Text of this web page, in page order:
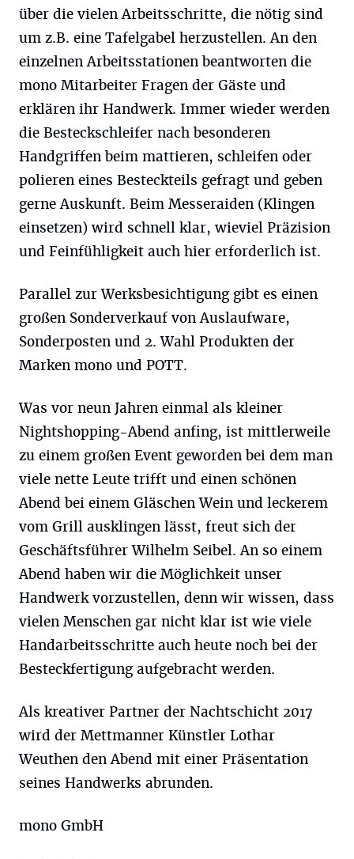
über die vielen Arbeitsschritte, die nötig sind
um z.B. eine Tafelgabel herzustellen. An den
einzelnen Arbeitsstationen beantworten die
mono Mitarbeiter Fragen der Gäste und
erklären ihr Handwerk. Immer wieder werden
die Besteckschleifer nach besonderen
Handgriffen beim mattieren, schleifen oder
polieren eines Besteckteils gefragt und geben
gerne Auskunft. Beim Messeraiden (Klingen
einsetzen) wird schnell klar, wieviel Präzision
und Feinfühligkeit auch hier erforderlich ist.
Parallel zur Werksbesichtigung gibt es einen
großen Sonderverkauf von Auslaufware,
Sonderposten und 2. Wahl Produkten der
Marken mono und POTT.
Was vor neun Jahren einmal als kleiner
Nightshopping-Abend anfing, ist mittlerweile
zu einem großen Event geworden bei dem man
viele nette Leute trifft und einen schönen
Abend bei einem Gläschen Wein und leckerem
vom Grill ausklingen lässt, freut sich der
Geschäftsführer Wilhelm Seibel. An so einem
Abend haben wir die Möglichkeit unser
Handwerk vorzustellen, denn wir wissen, dass
vielen Menschen gar nicht klar ist wie viele
Handarbeitsschritte auch heute noch bei der
Besteckfertigung aufgebracht werden.
Als kreativer Partner der Nachtschicht 2017
wird der Mettmanner Künstler Lothar
Weuthen den Abend mit einer Präsentation
seines Handwerks abrunden.
mono GmbH